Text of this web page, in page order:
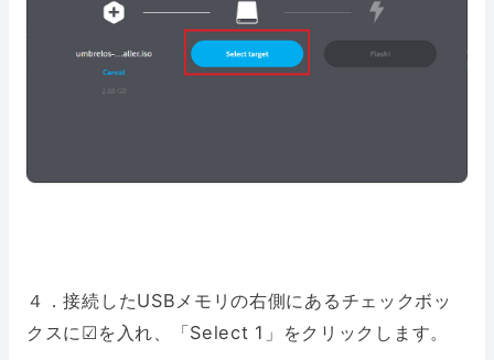
４．接続したUSBメモリの右側にあるチェックボッ
クスに☑︎を入れ、「Select 1」をクリックします。